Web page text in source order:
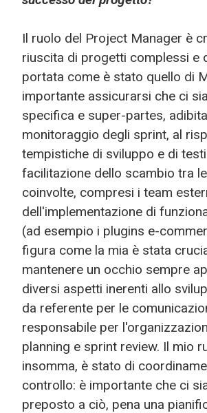
Il ruolo del Project Manager è
riuscita di progetti complessi e
portata come è stato quello di
importante assicurarsi che ci
specifica e super-partes,
monitoraggio degli sprint, al
tempistiche di sviluppo e di
facilitazione dello scambio tra
coinvolte, compresi i team
dell'implementazione di
(ad esempio i plugins e-
figura come la mia è stata
mantenere un occhio sempre
diversi aspetti inerenti allo
da referente per le
responsabile per
planning e sprint review. Il mio
insomma, è stato di
controllo: è importante che ci
preposto a ciò, pena una